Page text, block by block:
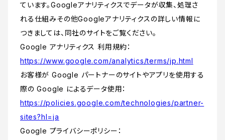
ています。Googleアナリティクスでデータが収集、処理さ
れる仕組みその他Googleアナリティクスの詳しい情報に
つきましては、同社のサイトをご覧ください。
Google アナリティクス 利用規約：
https://www.google.com/analytics/terms/jp.html
お客様が Google パートナーのサイトやアプリを使用する
際の Google によるデータ使用：
https://policies.google.com/technologies/partner-
sites?hl=ja
Google プライバシーポリシー：